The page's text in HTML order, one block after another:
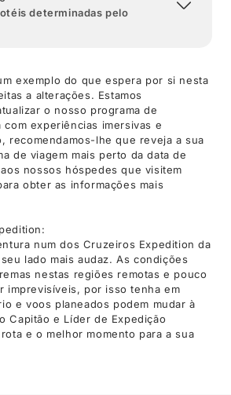
determinadas pelo
exemplo do que espera por si nesta
a alterações. Estamos
o nosso programa de
experiências imersivas e
recomendamos-lhe que reveja a sua
de viagem mais perto da data de
nossos hóspedes que visitem
obter as informações mais
num dos Cruzeiros Expedition da
lado mais audaz. As condições
nestas regiões remotas e pouco
imprevisíveis, por isso tenha em
e voos planeados podem mudar à
Capitão e Líder de Expedição
e o melhor momento para a sua